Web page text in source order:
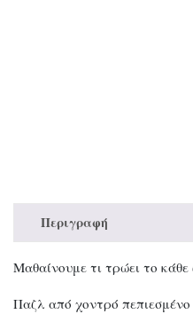
Περιγραφή
Μαθαίνουμε τι τρώει το κάθε
Παζλ από χοντρό πεπιεσμένο